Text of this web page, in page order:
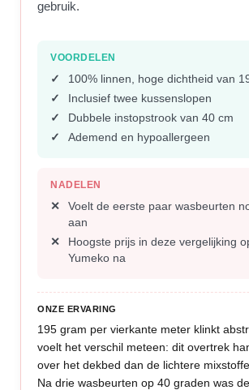
gebruik.
VOORDELEN
100% linnen, hoge dichtheid van
Inclusief twee kussenslopen
Dubbele instopstrook van 40 cm
Ademend en hypoallergeen
NADELEN
Voelt de eerste paar wasbeurten
aan
Hoogste prijs in deze vergelijking
Yumeko na
ONZE ERVARING
195 gram per vierkante meter klinkt
voelt het verschil meteen: dit overtrek
over het dekbed dan de lichtere
Na drie wasbeurten op 40 graden was